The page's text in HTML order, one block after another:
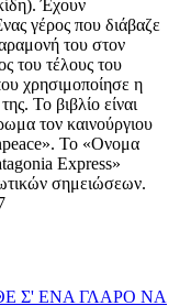
Έχουν
γέρος που διάβαζε
του στον
του τέλους του
χρησιμοποίησε η
Το βιβλίο είναι
τον καινούργιου
Το «Ονομα
Express»
σημειώσεων.